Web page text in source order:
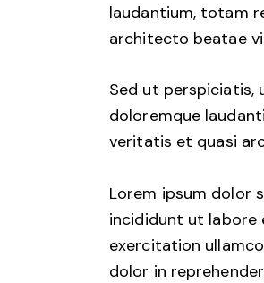
laudantium, totam
architecto beatae
Sed ut perspiciatis,
doloremque
veritatis et quasi
Lorem ipsum dolor
incididunt ut labore
exercitation
dolor in